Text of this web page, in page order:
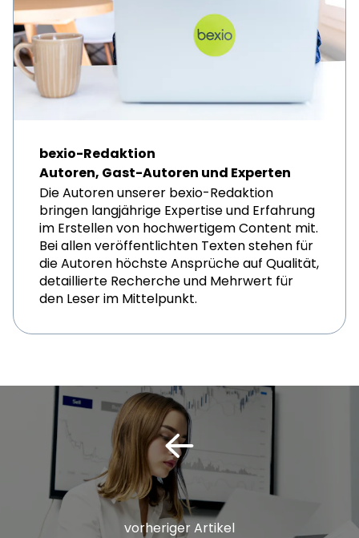
bexio-Redaktion
Autoren, Gast-Autoren und Experten
Die Autoren unserer bexio-Redaktion
bringen langjährige Expertise und Erfahrung
im Erstellen von hochwertigem Content mit.
Bei allen veröffentlichten Texten stehen für
die Autoren höchste Ansprüche auf Qualität,
detaillierte Recherche und Mehrwert für
den Leser im Mittelpunkt.
vorheriger Artikel